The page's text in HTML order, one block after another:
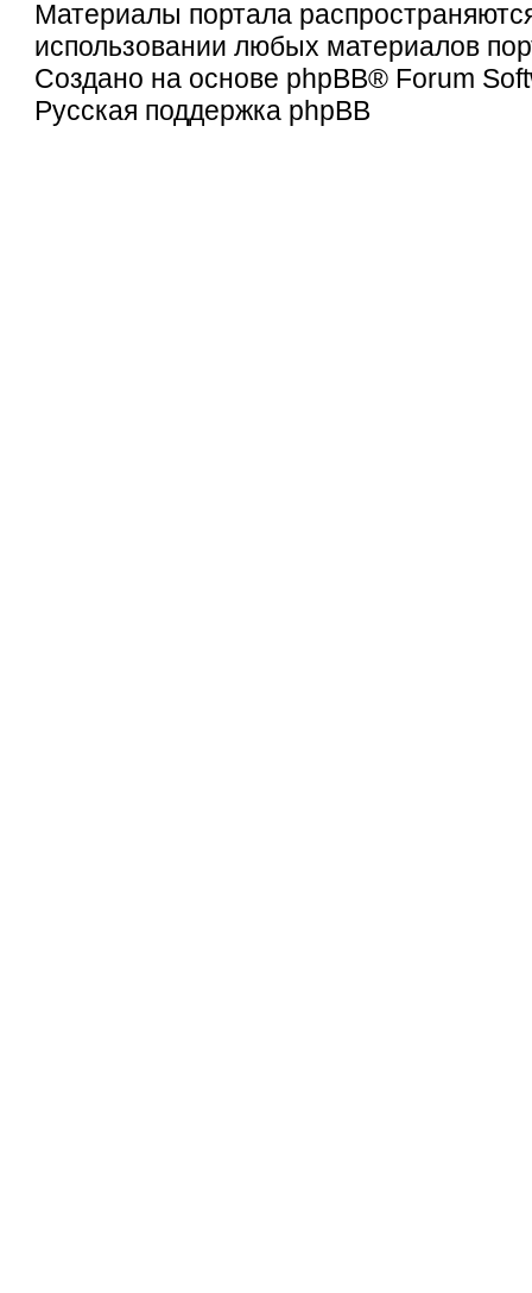
Материалы портала
использовании любых материалов
Создано на основе phpBB® Forum
Русская поддержка phpBB